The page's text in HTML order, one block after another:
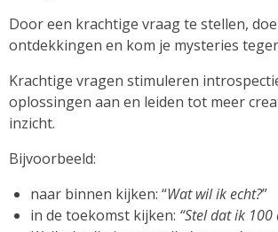
Door een krachtige vraag te stellen,
ontdekkingen en kom je mysteries
Krachtige vragen stimuleren
oplossingen aan en leiden tot meer
inzicht.
Bijvoorbeeld:
naar binnen kijken: “Wat wil ik echt?”
in de toekomst kijken: “Stel dat ik